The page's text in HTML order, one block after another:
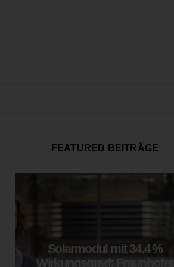
FEATURED BEITRÄGE
Solarmodul mit 34,4 %
Wirkungsgrad: Fraunhofer